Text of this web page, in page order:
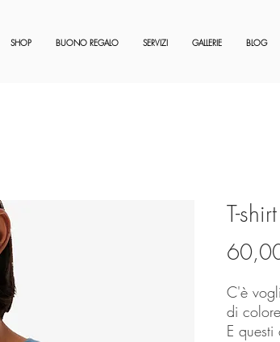
SHOP BUONO REGALO SERVIZI GALLERIE BLOG
T-
C'è
di
E